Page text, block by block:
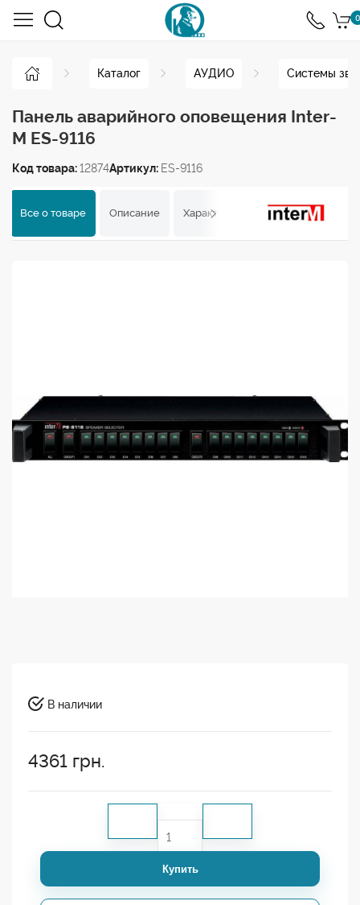
0
Каталог АУДИО Системы
Панель аварийного оповещения Inter-
M ES-9116
Код товара:12874Артикул: ES-9116
Все о товаре Описание Характеристики Отзывы
В наличии
4361 грн.
Купить